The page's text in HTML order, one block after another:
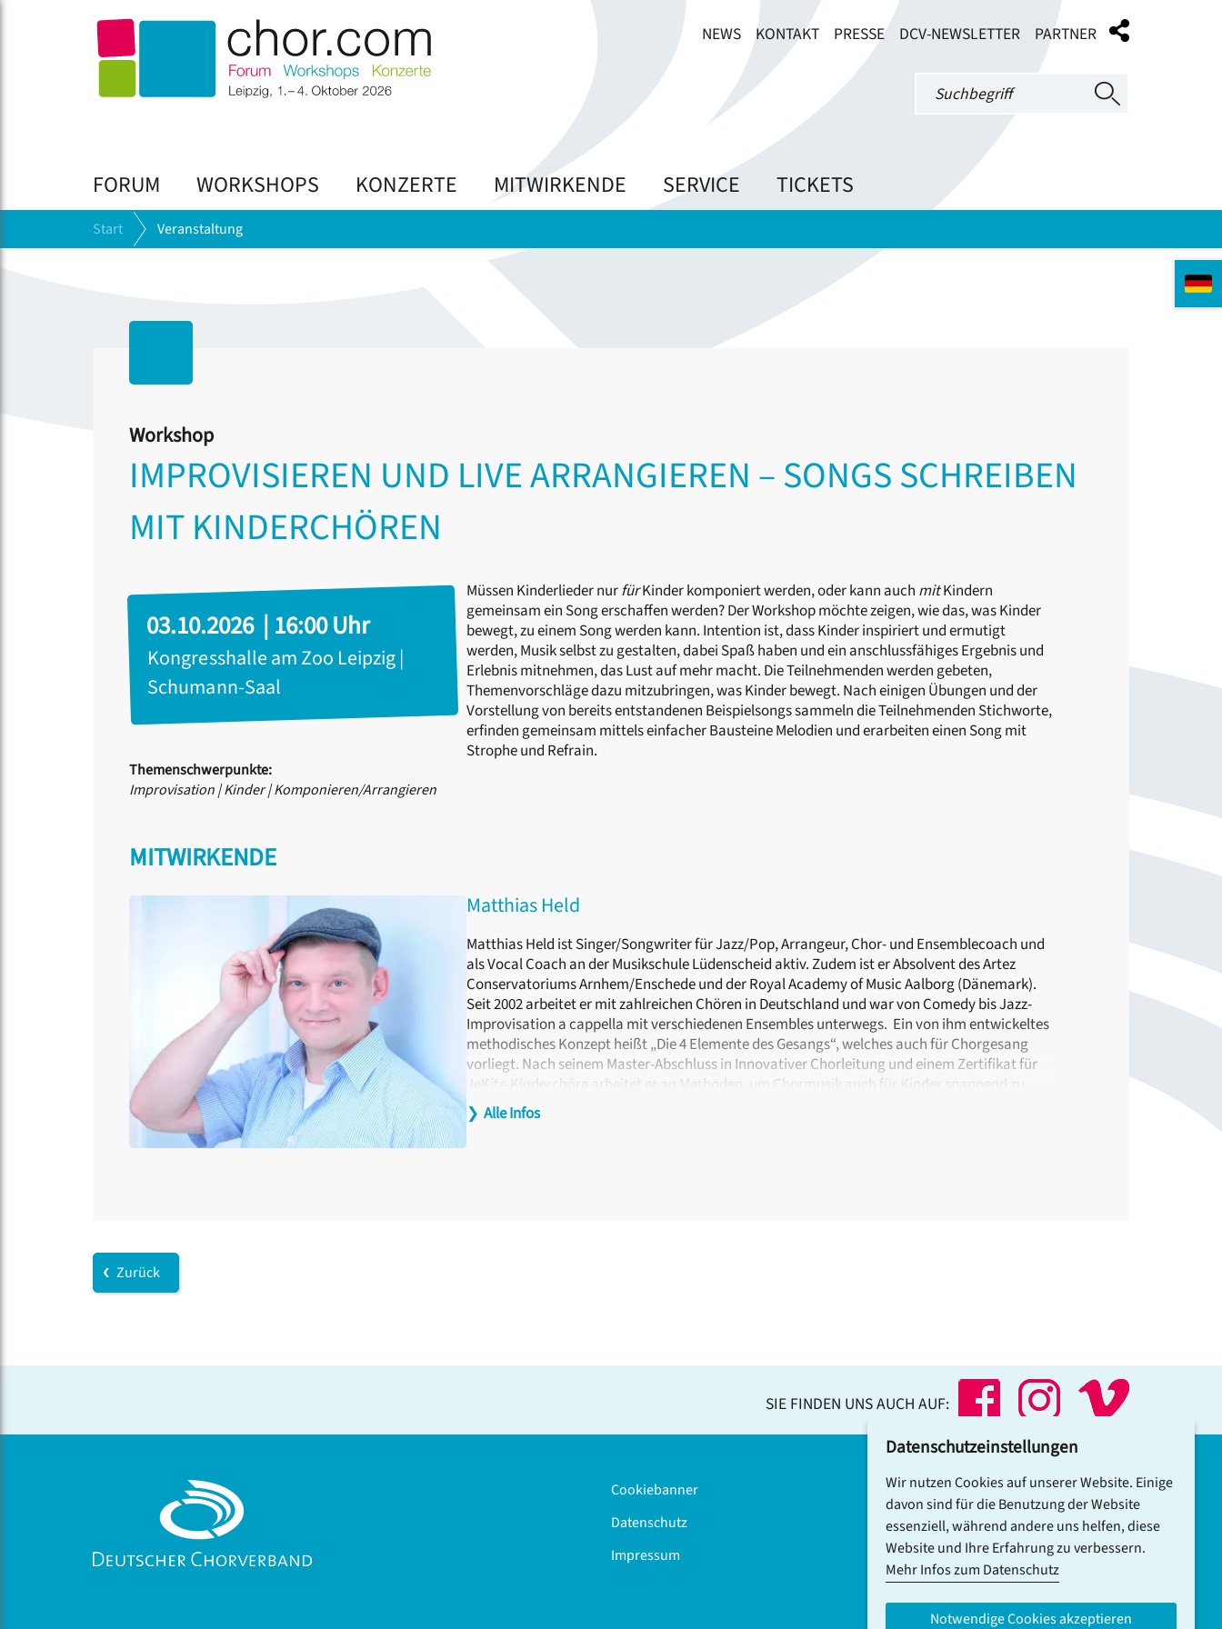
NEWS KONTAKT PRESSE DCV-NEWSLETTER PARTNER
FORUM WORKSHOPS KONZERTE MITWIRKENDE SERVICE TICKETS
Start Veranstaltung
Workshop
IMPROVISIEREN UND LIVE ARRANGIEREN – SONGS SCHREIBEN
MIT KINDERCHÖREN
03.10.2026 | 16:00 Uhr
Kongresshalle am Zoo Leipzig |
Schumann-Saal
Themenschwerpunkte:
Improvisation|Kinder|Komponieren/Arrangieren
Müssen Kinderlieder nurfürKinder komponiert werden, oder kann auch mitKindern
gemeinsam ein Song erschaffen werden? Der Workshop möchte zeigen, wie das, was Kinder
bewegt, zu einem Song werden kann. Intention ist, dass Kinder inspiriert und ermutigt
werden, Musik selbst zu gestalten, dabei Spaß haben und ein anschlussfähiges Ergebnis und
Erlebnis mitnehmen, das Lust auf mehr macht. Die Teilnehmenden werden gebeten,
Themenvorschläge dazu mitzubringen, was Kinder bewegt. Nach einigen Übungen und der
Vorstellung von bereits entstandenen Beispielsongs sammeln die Teilnehmenden Stichworte,
erfinden gemeinsam mittels einfacher Bausteine Melodien und erarbeiten einen Song mit
Strophe und Refrain.
MITWIRKENDE
Matthias Held
Matthias Held ist Singer/Songwriter für Jazz/Pop, Arrangeur, Chor- und Ensemblecoach und
als Vocal Coach an der Musikschule Lüdenscheid aktiv. Zudem ist er Absolvent des Artez
Conservatoriums Arnhem/Enschede und der Royal Academy of Music Aalborg (Dänemark).
Seit 2002 arbeitet er mit zahlreichen Chören in Deutschland und war von Comedy bis Jazz-
Improvisation a cappella mit verschiedenen Ensembles unterwegs. Ein von ihm entwickeltes
methodisches Konzept heißt „Die 4 Elemente des Gesangs“, welches auch für Chorgesang
vorliegt. Nach seinem Master-Abschluss in Innovativer Chorleitung und einem Zertifikat für
JeKits-Kinderchöre arbeitet er an Methoden, um Chormusik auch für Kinder spannend zu
gestalten.
❯ Alle Infos
Zurück
SIE FINDEN UNS AUCH AUF:
Cookiebanner
Datenschutz
Impressum
DCV-NEWSLETTER ABONNIEREN
Datenschutzeinstellungen
Wir nutzen Cookies auf unserer Website. Einige
davon sind für die Benutzung der Website
essenziell, während andere uns helfen, diese
Website und Ihre Erfahrung zu verbessern.
Mehr Infos zum Datenschutz
Notwendige Cookies akzeptieren